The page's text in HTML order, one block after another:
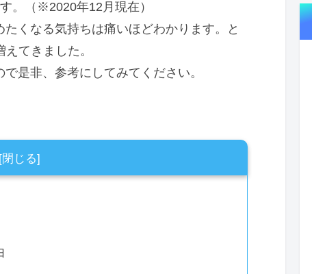
。（※2020年12月現在）
くなる気持ちは痛いほどわかります。と
てきました。
是非、参考にしてみてください。